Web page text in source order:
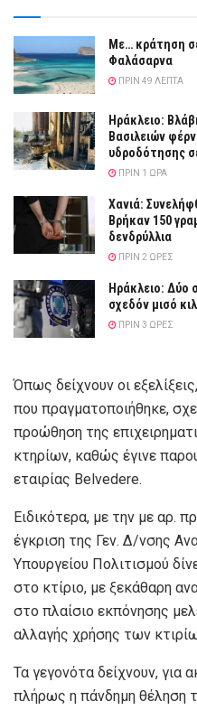
Με… κράτηση
Φαλάσαρνα
ΠΡΙΝ 49 ΛΕΠΤΆ
Ηράκλειο:
Βασιλειών
υδροδότησης
ΠΡΙΝ 1 ΏΡΑ
Χανιά:
Βρήκαν 150
δενδρύλλια
ΠΡΙΝ 2 ΏΡΕΣ
Ηράκλειο: Δύο
σχεδόν μισό
ΠΡΙΝ 3 ΏΡΕΣ
Όπως δείχνουν οι
που πραγματοποιήθηκε,
προώθηση της
κτηρίων, καθώς έγινε
εταιρίας Belvedere.
Ειδικότερα, με την με αρ.
έγκριση της Γεν. Δ/νσης
Υπουργείου Πολιτισμού
στο κτίριο, με ξεκάθαρη
στο πλαίσιο εκπόνησης
αλλαγής χρήσης των
Τα γεγονότα δείχνουν, για
πλήρως η πάνδημη θέληση